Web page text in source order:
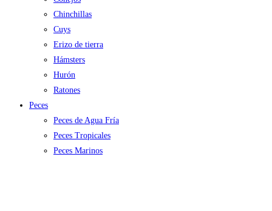
Chinchillas
Cuys
Erizo de tierra
Hámsters
Hurón
Ratones
Peces
Peces de Agua Fría
Peces Tropicales
Peces Marinos